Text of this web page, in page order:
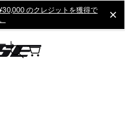
のクレジットを獲得で
ト